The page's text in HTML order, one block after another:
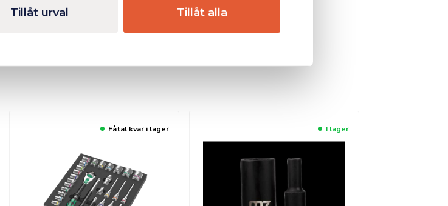
Tillåt urval Tillåt alla
Fåtal kvar i lager I lager